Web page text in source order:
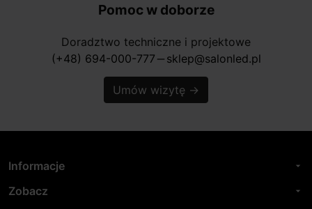
Pomoc w doborze
Doradztwo techniczne i projektowe
(+48) 694-000-777 horizontal_rule sklep@salonled.pl
Umów wizytę →
Informacje arrow_drop_down
Zobacz arrow_drop_down